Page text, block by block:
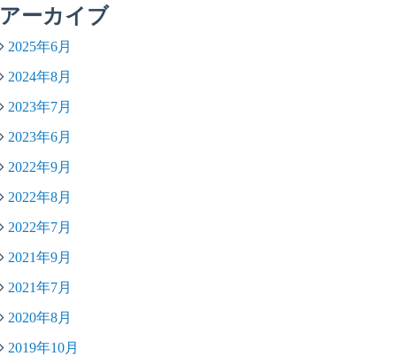
アーカイブ
2025年6月
2024年8月
2023年7月
2023年6月
2022年9月
2022年8月
2022年7月
2021年9月
2021年7月
2020年8月
2019年10月